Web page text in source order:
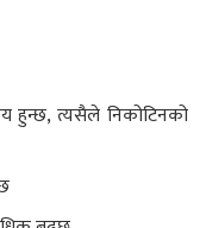
हुन्छ, त्यसैले निकोटिनको